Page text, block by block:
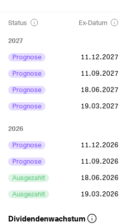
Status Ex-Datum
2027
Prognose
11.12.2027
Prognose
11.09.2027
Prognose
18.06.2027
Prognose
19.03.2027
2026
Prognose
11.12.2026
Prognose
11.09.2026
Ausgezahlt
18.06.2026
Ausgezahlt
19.03.2026
2025
Dividendenwachstum